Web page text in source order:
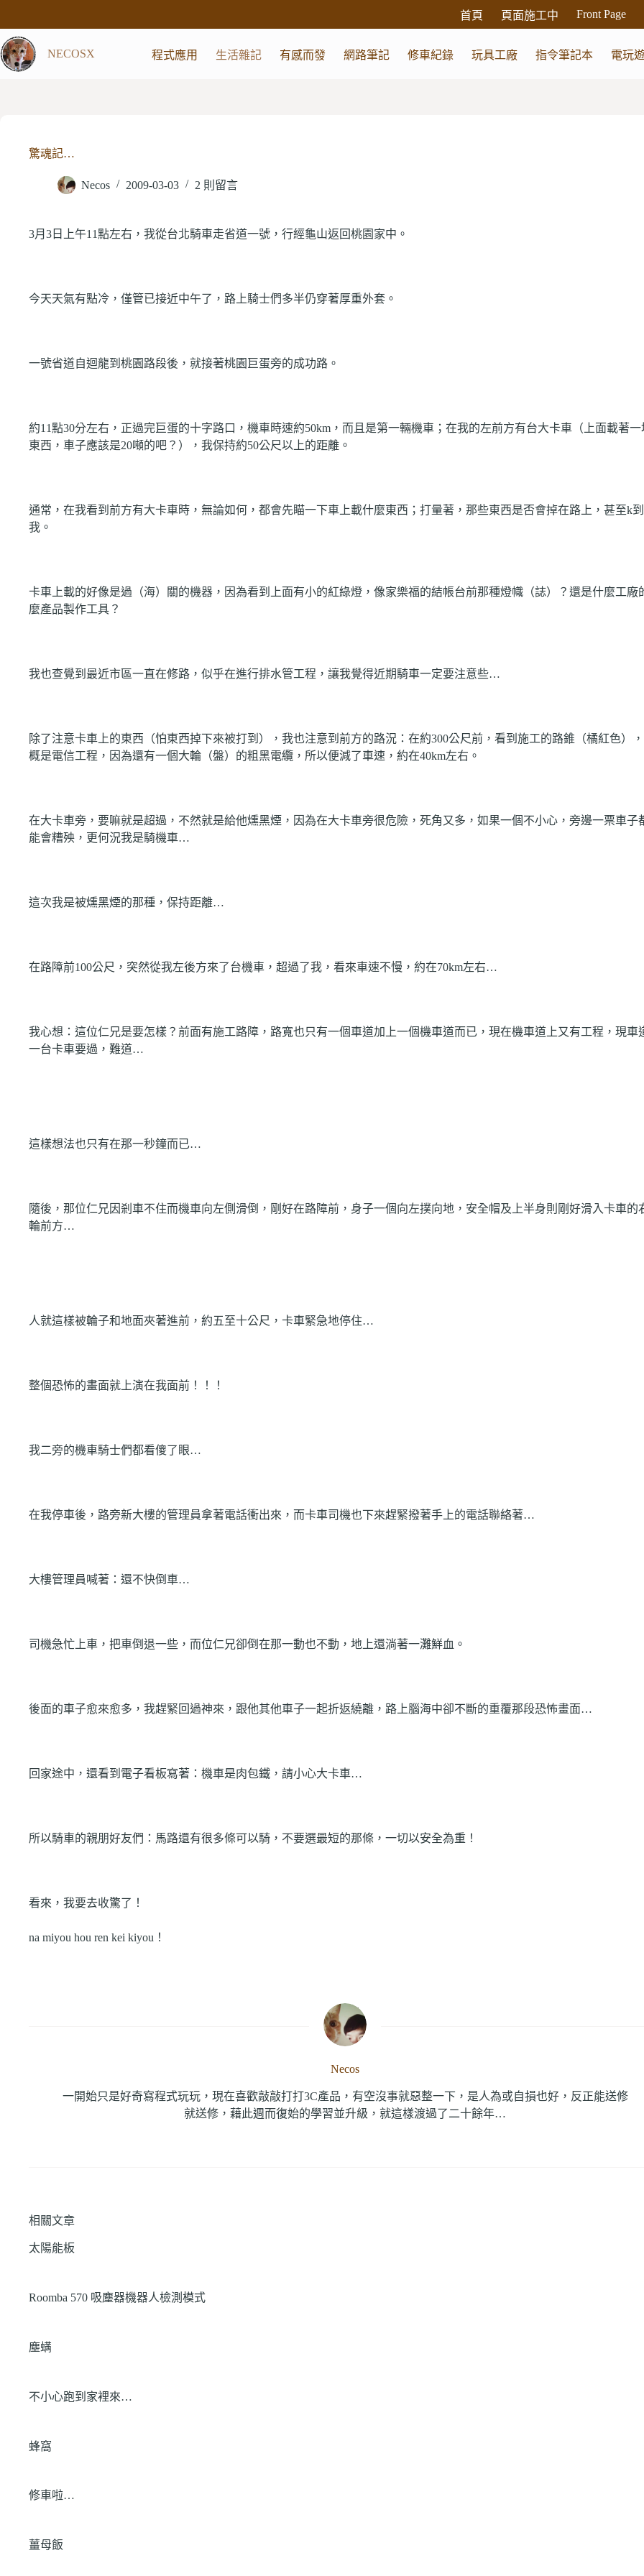
至
主
要
首頁 頁面施工中 Front Page
NECOSX 程式應用 生活雜記 有感而發 網路筆記 修車紀錄 玩具工廠 指令筆記本 電玩
驚魂記…
Necos 2009-03-03 2 則留言
3月 3 日上午11點左右，我從台北騎車走省道一號，行經龜山返回桃園家中。
今天天氣有點冷，僅管已接近中午了，路上騎士們多半仍穿著厚重外套。
一號省道自迴龍到桃園路段後，就接著桃園巨蛋旁的成功路。
約11點30分左右，正過完巨蛋的十字路口，機車時速約50km ，而且是第一輛機車；在我的左前方有台大卡車（上面載著一
東西，車子應該是20噸的吧？），我保持約50公尺以上的距離。
通常，在我看到前方有大卡車時，無論如何，都會先瞄一下車上載什麼東西；打量著，那些東西是否會掉在路上，甚至k到
我。
卡車上載的好像是過（海）關的機器，因為看到上面有小的紅綠燈，像家樂福的結帳台前那種燈幟（誌）？還是什麼工廠
麼產品製作工具？
我也查覺到最近市區一直在修路，似乎在進行排水管工程，讓我覺得近期騎車一定要注意些…
除了注意卡車上的東西（怕東西掉下來被打到），我也注意到前方的路況：在約300公尺前，看到施工的路錐（橘紅色）
概是電信工程，因為還有一個大輪（盤）的粗黑電纜，所以便減了車速，約在40km左右。
在大卡車旁，要嘛就是超過，不然就是給他燻黑煙，因為在大卡車旁很危險，死角又多，如果一個不小心，旁邊一票車子
能會糟殃，更何況我是騎機車…
這次我是被燻黑煙的那種，保持距離…
在路障前100公尺，突然從我左後方來了台機車，超過了我，看來車速不慢，約在70km左右…
我心想： 這位仁兄是要怎樣？前面有施工路障，路寬也只有一個車道加上一個機車道而已，現在機車道上又有工程，現車
一台卡車要過，難道…
這樣想法也只有在那一秒鐘而已…
隨後，那位仁兄因剎車不住而機車向左側滑倒，剛好在路障前，身子一個向左撲向地，安全帽及上半身則剛好滑入卡車的
輪前方…
人就這樣被輪子和地面夾著進前，約五至十公尺，卡車緊急地停住…
整個恐怖的畫面就上演在我面前！！！
我二旁的機車騎士們都看傻了眼…
在我停車後，路旁新大樓的管理員拿著電話衝出來，而卡車司機也下來趕緊撥著手上的電話聯絡著…
大樓管理員喊著：還不快倒車…
司機急忙上車，把車倒退一些，而位仁兄卻倒在那一動也不動，地上還淌著一灘鮮血。
後面的車子愈來愈多，我趕緊回過神來，跟他其他車子一起折返繞離，路上腦海中卻不斷的重覆那段恐怖畫面…
回家途中，還看到電子看板寫著：機車是肉包鐵，請小心大卡車…
所以騎車的親朋好友們：馬路還有很多條可以騎，不要選最短的那條，一切以安全為重！
看來，我要去收驚了！
na miyou hou ren kei kiyou！
Necos
一開始只是好奇寫程式玩玩，現在喜歡敲敲打打3C產品，有空沒事就惡整一下，是人為或自損也好，反正能送修
就送修，藉此週而復始的學習並升級，就這樣渡過了二十餘年…
相關文章
太陽能板
Roomba 570 吸塵器機器人檢測模式
塵螨
不小心跑到家裡來…
蜂窩
修車啦…
薑母飯